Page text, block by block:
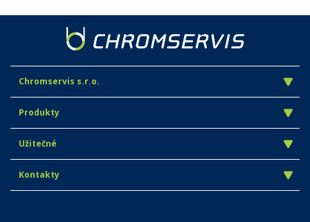
Chromservis s.r.o.
Produkty
Užitečné
Kontakty